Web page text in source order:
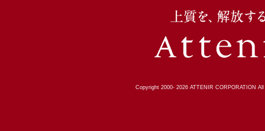
Copyright 2000- 2026ATTENIR CORPORATION